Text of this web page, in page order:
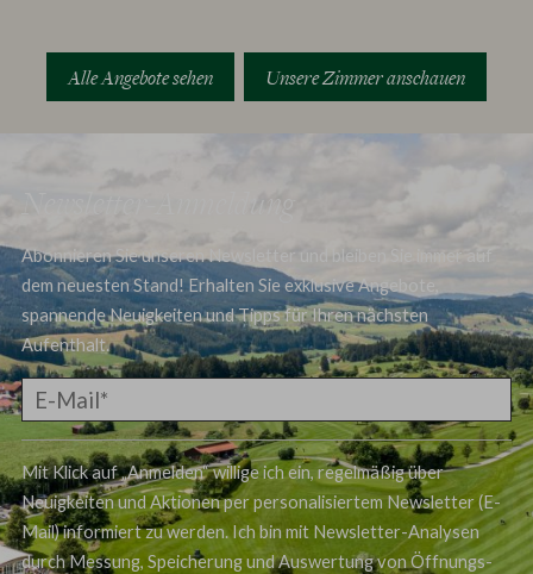
Alle Angebote sehen Unsere Zimmer anschauen
Newsletter-Anmeldung
Abonnieren Sie unseren Newsletter und bleiben Sie immer auf
dem neuesten Stand! Erhalten Sie exklusive Angebote,
spannende Neuigkeiten und Tipps für Ihren nächsten
Aufenthalt.
Mit Klick auf „Anmelden“ willige ich ein, regelmäßig über
Neuigkeiten und Aktionen per personalisiertem Newsletter (E-
Mail) informiert zu werden. Ich bin mit Newsletter-Analysen
durch Messung, Speicherung und Auswertung von Öffnungs-